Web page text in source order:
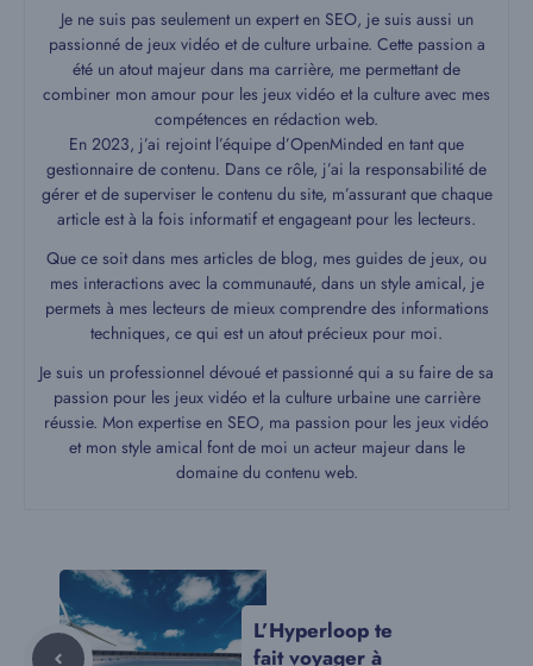
Je ne suis pas seulement un expert en SEO, je suis aussi un
passionné de jeux vidéo et de culture urbaine. Cette passion a
été un atout majeur dans ma carrière, me permettant de
combiner mon amour pour les jeux vidéo et la culture avec mes
compétences en rédaction web.
En 2023, j’ai rejoint l’équipe d’OpenMinded en tant que
gestionnaire de contenu. Dans ce rôle, j’ai la responsabilité de
gérer et de superviser le contenu du site, m’assurant que chaque
article est à la fois informatif et engageant pour les lecteurs.
Que ce soit dans mes articles de blog, mes guides de jeux, ou
mes interactions avec la communauté, dans un style amical, je
permets à mes lecteurs de mieux comprendre des informations
techniques, ce qui est un atout précieux pour moi.
Je suis un professionnel dévoué et passionné qui a su faire de sa
passion pour les jeux vidéo et la culture urbaine une carrière
réussie. Mon expertise en SEO, ma passion pour les jeux vidéo
et mon style amical font de moi un acteur majeur dans le
domaine du contenu web.
L’Hyperloop te
fait voyager à